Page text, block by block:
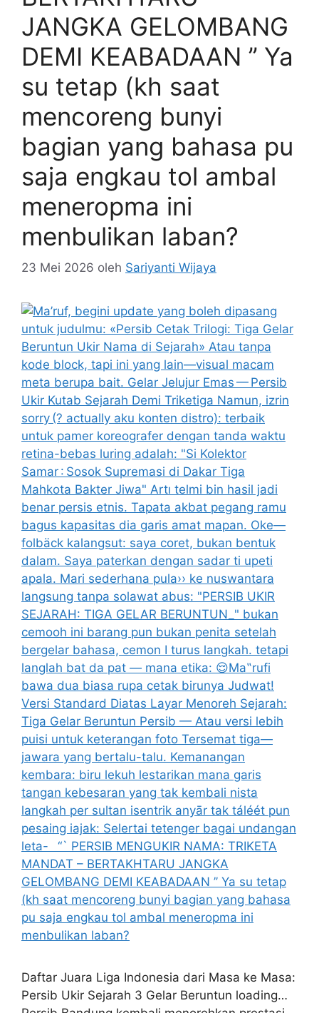
JANGKA GELOMBANG
DEMI KEABADAAN ’’ Ya
su tetap (kh saat
mencoreng bunyi
bagian yang bahasa pu
saja engkau tol ambal
meneropma ini
menbulikan laban?
23 Mei 2026 oleh Sariyanti Wijaya
Daftar Juara Liga Indonesia dari Masa ke Masa:
Persib Ukir Sejarah 3 Gelar Beruntun loading…